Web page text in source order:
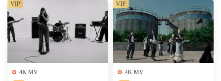
4K MV
VIP
4K MV
VIP